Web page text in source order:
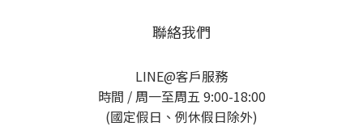
聯絡我們
LINE@客戶服務
時間 / 周一至周五 9:00-18:00
(國定假日、例休假日除外)